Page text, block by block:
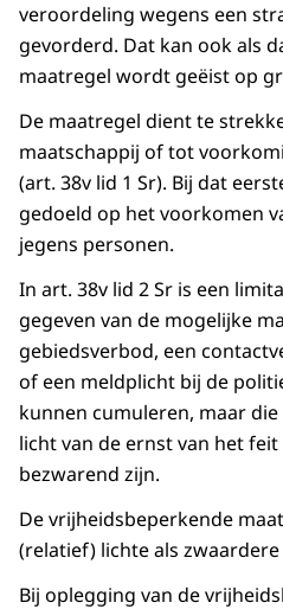
veroordeling wegens een
gevorderd. Dat kan ook als
maatregel wordt geëist op
De maatregel dient te
maatschappij of tot
(art. 38v lid 1 Sr). Bij dat
gedoeld op het voorkomen
jegens personen.
In art. 38v lid 2 Sr is een
gegeven van de mogelijke
gebiedsverbod, een
of een meldplicht bij de
kunnen cumuleren, maar
licht van de ernst van het
bezwarend zijn.
De vrijheidsbeperkende
(relatief) lichte als
Bij oplegging van de